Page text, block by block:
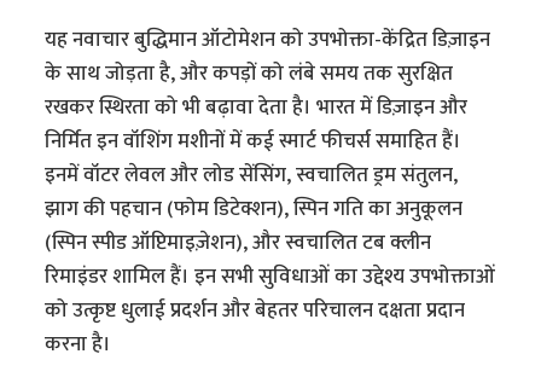
यह नवाचार बुद्धिमान ऑटोमेशन को उपभोक्ता-केंद्रित डिज़ाइन
के साथ जोड़ता है, और कपड़ों को लंबे समय तक सुरक्षित
रखकर स्थिरता को भी बढ़ावा देता है। भारत में डिज़ाइन और
निर्मित इन वॉशिंग मशीनों में कई स्मार्ट फीचर्स समाहित हैं।
इनमें वॉटर लेवल और लोड सेंसिंग, स्वचालित ड्रम संतुलन,
झाग की पहचान (फोम डिटेक्शन), स्पिन गति का अनुकूलन
(स्पिन स्पीड ऑप्टिमाइज़ेशन), और स्वचालित टब क्लीन
रिमाइंडर शामिल हैं। इन सभी सुविधाओं का उद्देश्य उपभोक्ताओं
को उत्कृष्ट धुलाई प्रदर्शन और बेहतर परिचालन दक्षता प्रदान
करना है।